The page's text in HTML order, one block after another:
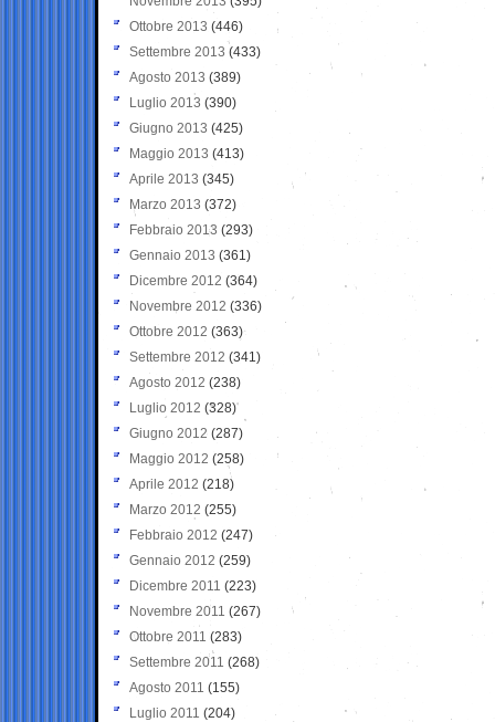
Ottobre 2013 (446)
Settembre 2013 (433)
Agosto 2013 (389)
Luglio 2013 (390)
Giugno 2013 (425)
Maggio 2013 (413)
Aprile 2013 (345)
Marzo 2013 (372)
Febbraio 2013 (293)
Gennaio 2013 (361)
Dicembre 2012 (364)
Novembre 2012 (336)
Ottobre 2012 (363)
Settembre 2012 (341)
Agosto 2012 (238)
Luglio 2012 (328)
Giugno 2012 (287)
Maggio 2012 (258)
Aprile 2012 (218)
Marzo 2012 (255)
Febbraio 2012 (247)
Gennaio 2012 (259)
Dicembre 2011 (223)
Novembre 2011 (267)
Ottobre 2011 (283)
Settembre 2011 (268)
Agosto 2011 (155)
Luglio 2011 (204)